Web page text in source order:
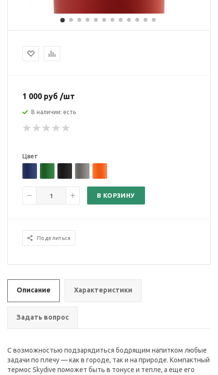
1 000 руб /шт
В наличии: есть
Цвет
В КОРЗИНУ
Поделиться
Описание Характеристики
Задать вопрос
С возможностью подзарядиться бодрящим напитком любые
задачи по плечу — как в городе, так и на природе. Компактный
термос Skydive поможет быть в тонусе и тепле, а еще его